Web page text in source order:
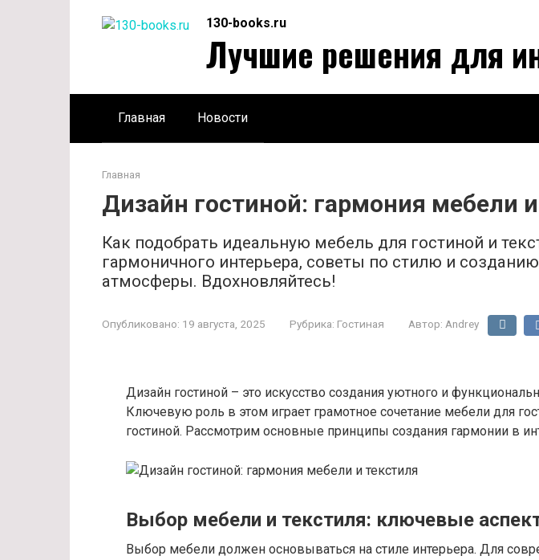
130-books.ru
Лучшие решения для
Главная Новости
Главная
Дизайн гостиной: гармония мебели
Как подобрать идеальную мебель для гостиной и
гармоничного интерьера, советы по стилю и
атмосферы. Вдохновляйтесь!
Опубликовано: 19 августа, 2025 Рубрика: Гостиная Автор: Andrey
Дизайн гостиной – это искусство создания уютного и
Ключевую роль в этом играет грамотное сочетание мебели для
гостиной. Рассмотрим основные принципы создания гармонии в
Выбор мебели и текстиля: ключевые
Выбор мебели должен основываться на стиле интерьера. Для